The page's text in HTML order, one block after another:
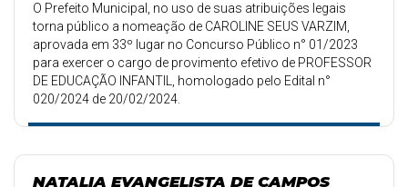
O Prefeito Municipal, no uso de suas atribuições legais
torna público a nomeação de CAROLINE SEUS VARZIM,
aprovada em 33º lugar no Concurso Público n° 01/2023
para exercer o cargo de provimento efetivo de PROFESSOR
DE EDUCAÇÃO INFANTIL, homologado pelo Edital n°
020/2024 de 20/02/2024.
NATALIA EVANGELISTA DE CAMPOS